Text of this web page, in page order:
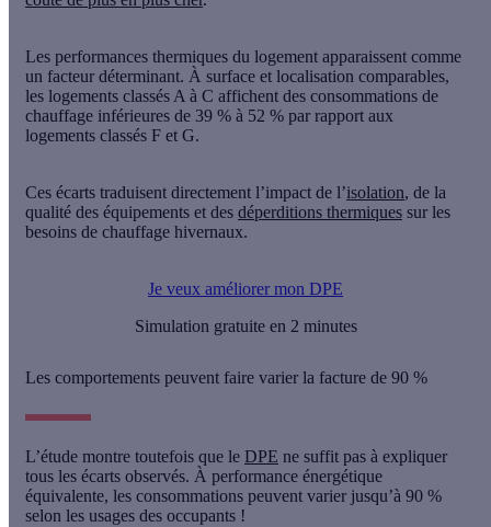
Les performances thermiques du logement apparaissent comme
un facteur déterminant. À surface et localisation comparables,
les logements classés A à C affichent des consommations de
chauffage inférieures de 39 % à 52 % par rapport aux
logements classés F et G.
Ces écarts traduisent directement l’impact de l’isolation, de la
qualité des équipements et des déperditions thermiques sur les
besoins de chauffage hivernaux.
Je veux améliorer mon DPE
Simulation gratuite en 2 minutes
Les comportements peuvent faire varier la facture de 90 %
L’étude montre toutefois que le DPE ne suffit pas à expliquer
tous les écarts observés. À performance énergétique
équivalente, les consommations peuvent varier jusqu’à 90 %
selon les usages des occupants !